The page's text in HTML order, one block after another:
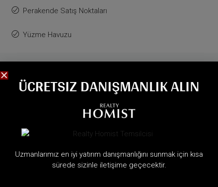
Perakende Satış Noktaları
Yüzme Havuzu
BENZER İLANLAR
ÜCRETSIZ DANIŞMANLIK ALIN
Uzmanlarımız en iyi yatırım danışmanlığını sunmak için kısa
sürede sizinle iletişime geçecektir.